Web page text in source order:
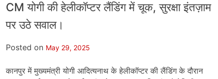
CM योगी की हेलीकॉप्टर लैंडिंग में चूक, सुरक्षा इंतज़ाम
पर उठे सवाल।
Posted on May 29, 2025
कानपुर में मुख्यमंत्री योगी आदित्यनाथ के हेलीकॉप्टर की लैंडिंग के दौरान